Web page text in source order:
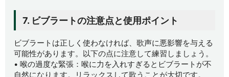
7. ビブラートの注意点と使用ポイント
ビブラートは正しく使わなければ、歌声に悪影響を与える
可能性があります。以下の点に注意して練習しましょう。
• 喉の過度な緊張：喉に力を入れすぎるとビブラートが不
自然になります。リラックスして歌うことが大切です。